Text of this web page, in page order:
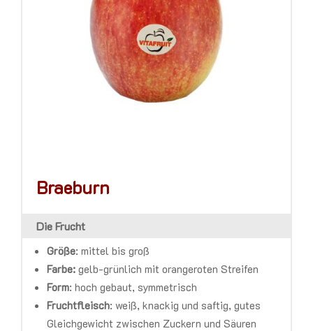
Braeburn
Die Frucht
Größe:mittel bis groß
Farbe:gelb-grünlich mit orangeroten Streifen
Form:hoch gebaut, symmetrisch
Fruchtfleisch:weiß, knackig und saftig, gutes
Gleichgewicht zwischen Zuckern und Säuren